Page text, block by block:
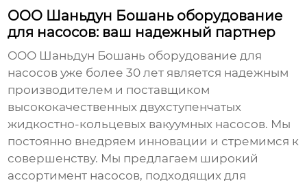
OOO Шаньдун Бошань оборудование
для насосов: ваш надежный партнер
ООО Шаньдун Бошань оборудование для
насосов уже более 30 лет является надежным
производителем и поставщиком
высококачественных двухступенчатых
жидкостно-кольцевых вакуумных насосов. Мы
постоянно внедряем инновации и стремимся к
совершенству. Мы предлагаем широкий
ассортимент насосов, подходящих для